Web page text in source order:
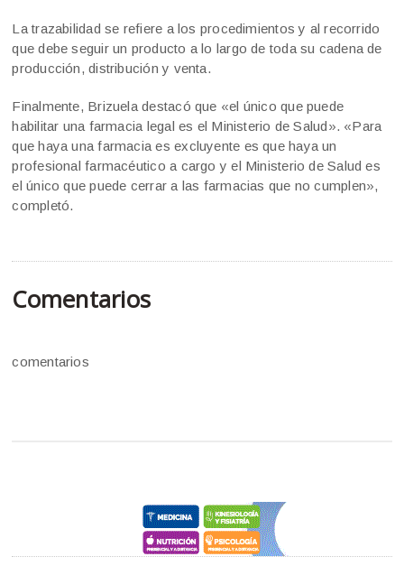
La trazabilidad se refiere a los procedimientos y al recorrido
que debe seguir un producto a lo largo de toda su cadena de
producción, distribución y venta.
Finalmente, Brizuela destacó que «el único que puede
habilitar una farmacia legal es el Ministerio de Salud». «Para
que haya una farmacia es excluyente es que haya un
profesional farmacéutico a cargo y el Ministerio de Salud es
el único que puede cerrar a las farmacias que no cumplen»,
completó.
Comentarios
comentarios